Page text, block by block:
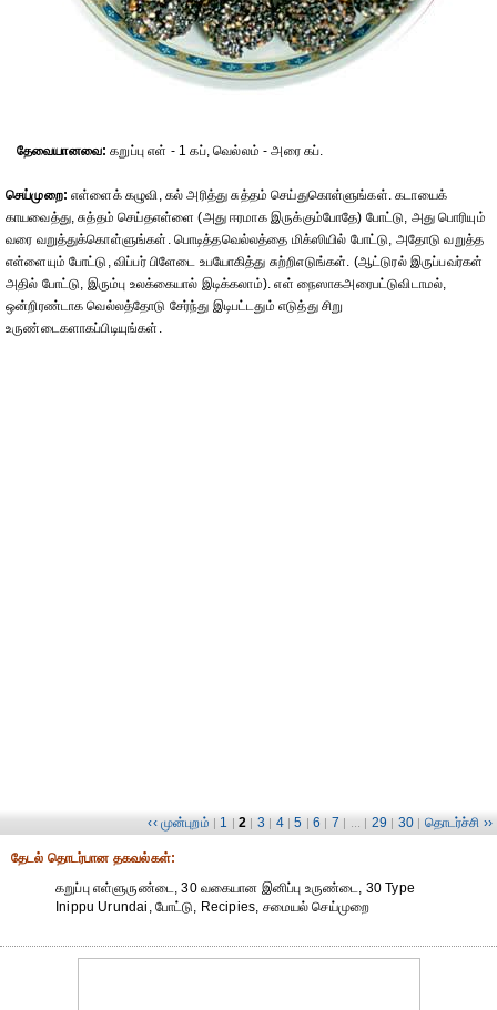
தேவையானவை: கறுப்பு எள் - 1 கப், வெல்லம் - அரை கப்.
செய்முறை: எள்ளைக் கழுவி, கல் அரித்து சுத்தம் செய்துகொள்ளுங்கள். கடாயைக்
காயவைத்து, சுத்தம் செய்தஎள்ளை (அது ஈரமாக இருக்கும்போதே) போட்டு, அது பொரியும்
வரை வறுத்துக்கொள்ளுங்கள். பொடித்தவெல்லத்தை மிக்ஸியில் போட்டு, அதோடு வறுத்த
எள்ளையும் போட்டு, விப்பர் பிளேடை உபயோகித்து சுற்றிஎடுங்கள். (ஆட்டுரல் இருப்பவர்கள்
அதில் போட்டு, இரும்பு உலக்கையால் இடிக்கலாம்). எள் நைஸாகஅரைபட்டுவிடாமல்,
ஒன்றிரண்டாக வெல்லத்தோடு சேர்ந்து இடிபட்டதும் எடுத்து சிறு
உருண்டைகளாகப்பிடியுங்கள்.
‹‹ முன்புறம் | 1 | 2 | 3 | 4 | 5 | 6 | 7 | ... | 29 | 30 | தொடர்ச்சி ››
தேட‌ல் தொட‌ர்பான தகவ‌ல்க‌ள்:
கறுப்பு எள்ளுருண்டை, 30 வகையான இனிப்பு உருண்டை, 30 Type
Inippu Urundai, போட்டு, Recipies, சமையல் செய்முறை